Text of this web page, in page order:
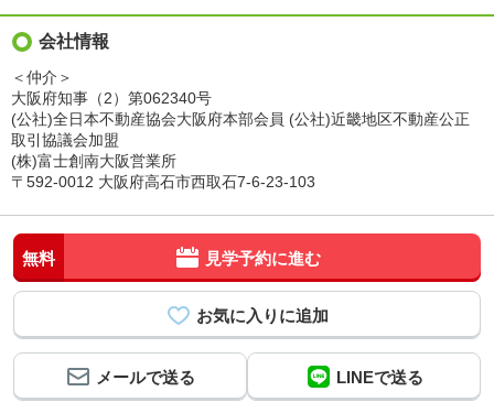
会社情報
＜仲介＞
大阪府知事（2）第062340号
(公社)全日本不動産協会大阪府本部会員 (公社)近畿地区不動産公正
取引協議会加盟
(株)富士創南大阪営業所
〒592-0012 大阪府高石市西取石7-6-23-103
無料 見学予約に進む
メールで送る LINEで送る